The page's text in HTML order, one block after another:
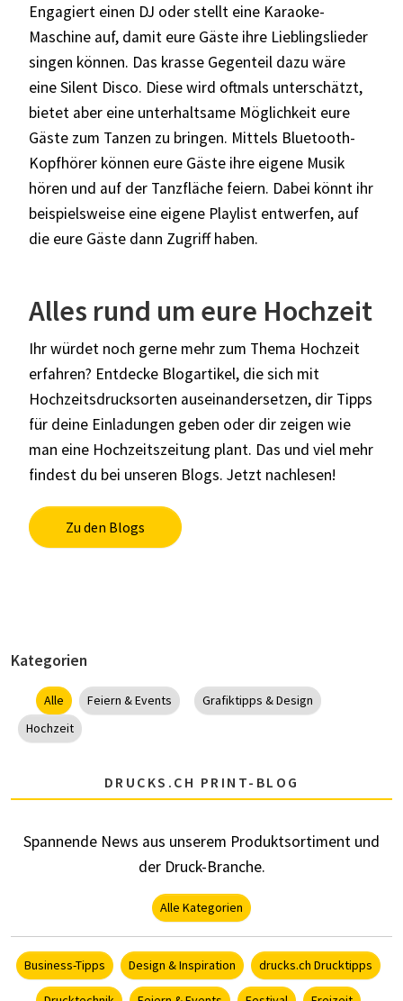
Engagiert einen DJ oder stellt eine Karaoke-
Maschine auf, damit eure Gäste ihre Lieblingslieder
singen können. Das krasse Gegenteil dazu wäre
eine Silent Disco. Diese wird oftmals unterschätzt,
bietet aber eine unterhaltsame Möglichkeit eure
Gäste zum Tanzen zu bringen. Mittels Bluetooth-
Kopfhörer können eure Gäste ihre eigene Musik
hören und auf der Tanzfläche feiern. Dabei könnt ihr
beispielsweise eine eigene Playlist entwerfen, auf
die eure Gäste dann Zugriff haben.
Alles rund um eure Hochzeit
Ihr würdet noch gerne mehr zum Thema Hochzeit
erfahren? Entdecke Blogartikel, die sich mit
Hochzeitsdrucksorten auseinandersetzen, dir Tipps
für deine Einladungen geben oder dir zeigen wie
man eine Hochzeitszeitung plant. Das und viel mehr
findest du bei unseren Blogs. Jetzt nachlesen!
Zu den Blogs
Kategorien
Alle Feiern & Events
Grafiktipps & Design
Hochzeit
DRUCKS.CH PRINT-BLOG
Spannende News aus unserem Produktsortiment und
der Druck-Branche.
Alle Kategorien
Business-Tipps Design & Inspiration drucks.ch Drucktipps